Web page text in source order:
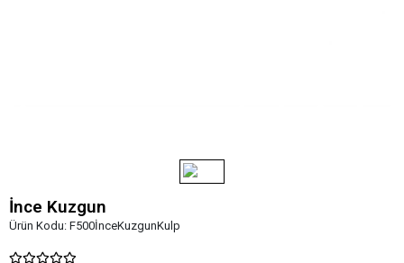
İnce Kuzgun
Ürün Kodu: F500İnceKuzgunKulp